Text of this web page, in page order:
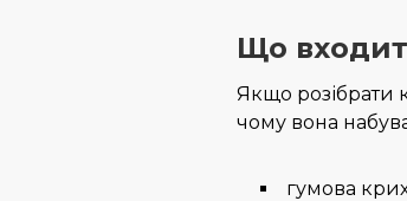
Що
Якщо розібрати
чому вона
гумова